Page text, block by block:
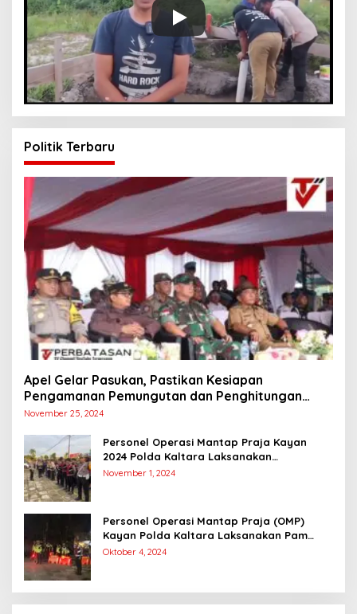
Politik Terbaru
Apel Gelar Pasukan, Pastikan Kesiapan
Pengamanan Pemungutan dan Penghitungan
Suara
November 25, 2024
Personel Operasi Mantap Praja Kayan
2024 Polda Kaltara Laksanakan
Pengamanan Simulasi Pemungutan dan
November 1, 2024
Personel Operasi Mantap Praja (OMP)
Kayan Polda Kaltara Laksanakan Pam
Kampanye Paslon Gubernur dan Wakil
Oktober 4, 2024